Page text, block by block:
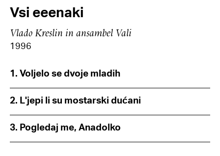
Vsi eeenaki
Vlado Kreslin in ansambel Vali
1996
1. Voljelo se dvoje mladih
2. L'jepi li su mostarski dućani
3. Pogledaj me, Anadolko